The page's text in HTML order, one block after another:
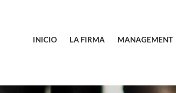
INICIO LA FIRMA MANAGEMENT